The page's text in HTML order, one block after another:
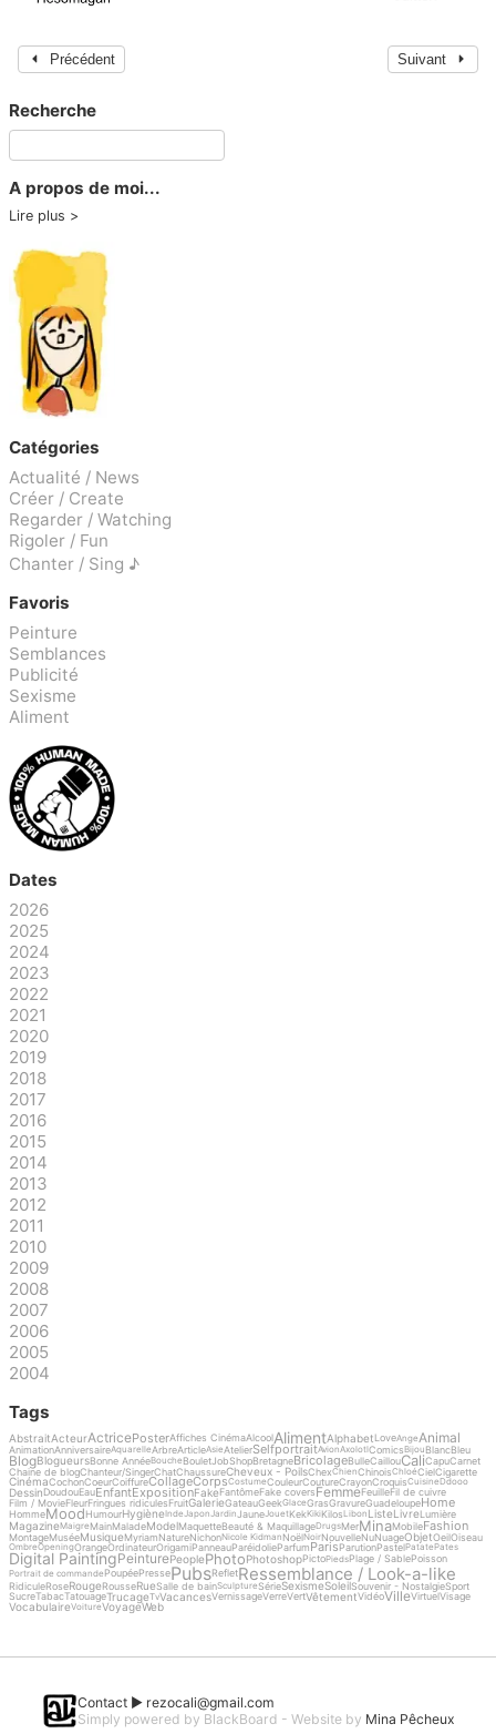
Précédent Suivant
Recherche
A propos de moi...
Lire plus
Catégories
Actualité / News
Créer / Create
Regarder / Watching
Rigoler / Fun
Chanter / Sing ♪
Favoris
Peinture
Semblances
Publicité
Sexisme
Aliment
Dates
2026
2025
2024
2023
2022
2021
2020
2019
2018
2017
2016
2015
2014
2013
2012
2011
2010
2009
2008
2007
2006
2005
2004
Tags
AbstraitActeurActricePosterAffiches CinémaAlcoolAlimentAlphabetLoveAngeAnimal
AnimationAnniversaireAquarelleArbreArticleAsieAtelierSelfportraitAvionAxolotlComicsBijou BlancBleu
BlogBlogueursBonne AnnéeBouche BouletJobShopBretagneBricolageBulleCaillouCaliCapuCarnet
Chaine de blogChanteur/SingerChatChaussureCheveux - PoilsChexChienChinoisChloéCielCigarette
CinémaCochonCoeurCoiffureCollageCorpsCostumeCouleurCoutureCrayonCroquisCuisineDdooo
DessinDoudouEauEnfantExpositionFakeFantômeFake coversFemmeFeuilleFil de cuivre
Film / MovieFleurFringues ridiculesFruitGalerieGateauGeekGlaceGrasGravureGuadeloupeHome
HommeMoodHumourHygièneIndeJaponJardinJauneJouetKekKikiKilosLibon ListeLivreLumière
MagazineMaigre MainMaladeModelMaquetteBeauté & MaquillageDrugsMerMinaMobileFashion
MontageMuséeMusiqueMyriamNatureNichonNicole Kidman NoëlNoirNouvelleNuNuageObjetOeilOiseau
OmbreOpeningOrangeOrdinateurOrigamiPanneauParéidolieParfumParisParutionPastelPatatePates
Digital PaintingPeinturePeoplePhotoPhotoshopPictoPiedsPlage / SablePoisson
Portrait de commande PoupéePressePubsRefletRessemblance / Look-a-like
RidiculeRoseRougeRousseRueSalle de bainSculptureSérieSexismeSoleilSouvenir - NostalgieSport
SucreTabacTatouageTrucageTvVacancesVernissageVerreVertVêtementVidéoVilleVirtuelVisage
VocabulaireVoitureVoyageWeb
Contact ► rezocali@gmail.com
Simply powered by BlackBoard - Website by Mina Pêcheux